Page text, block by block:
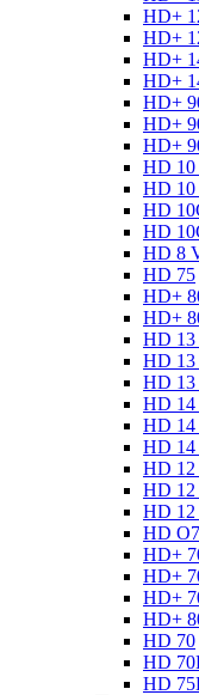
HD+
HD+
HD+
HD+
HD+
HD+
HD+
HD
HD
HD
HD
HD 8
HD 75
HD+
HD+
HD
HD
HD
HD
HD
HD
HD
HD
HD
HD
HD+
HD+
HD+
HD+
HD 70
HD
HD